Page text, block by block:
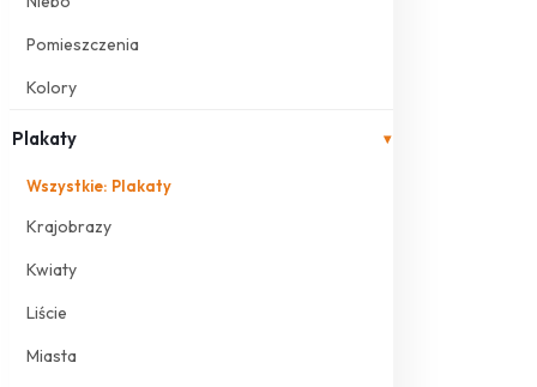
Pomieszczenia
Kolory
Plakaty ▾
Wszystkie: Plakaty
Krajobrazy
Kwiaty
Liście
Miasta